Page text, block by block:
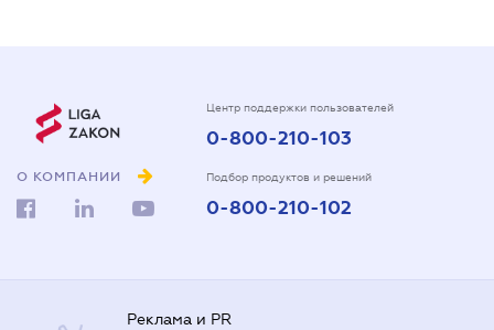
О КОМПАНИИ
Центр поддержки пользователей
0-800-210-103
Подбор продуктов и решений
0-800-210-102
Реклама и PR